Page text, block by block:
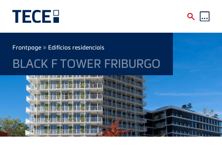
Breadcrumb
Frontpage » Edifícios residenciais
BLACK F TOWER FRIBURGO